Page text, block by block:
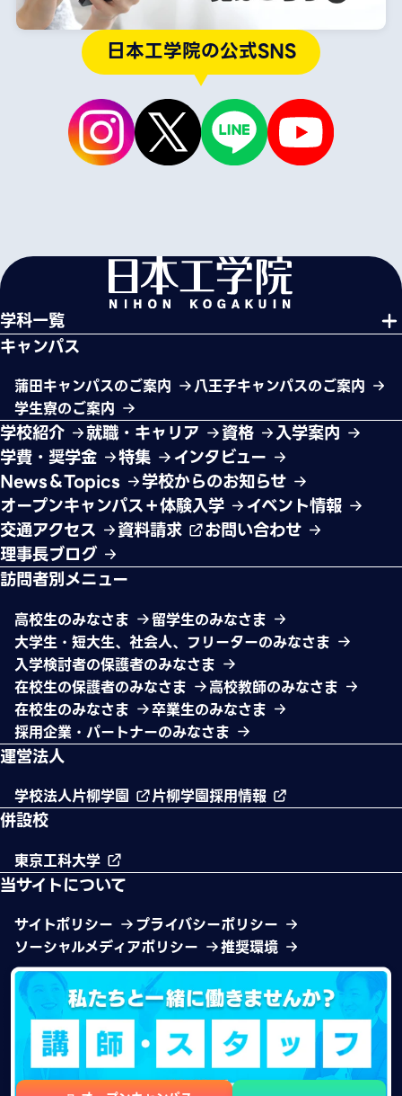
日本工学院の公式SNS
学科一覧
キャンパス
蒲田キャンパスのご案内
八王子キャンパスのご案内
学生寮のご案内
学校紹介 就職・キャリア 資格
入学案内
学費・奨学金
特集
インタビュー
News＆Topics
学校からのお知らせ
オープンキャンパス＋体験入学
イベント情報
交通アクセス
資料請求
お問い合わせ
理事長ブログ
訪問者別メニュー
高校生のみなさま
留学生のみなさま
大学生・短大生、社会人、フリーターのみなさま
入学検討者の保護者のみなさま
在校生の保護者のみなさま
高校教師のみなさま
在校生のみなさま
卒業生のみなさま
採用企業・パートナーのみなさま
運営法人
学校法人片柳学園 片柳学園採用情報
併設校
東京工科大学
当サイトについて
サイトポリシー
プライバシーポリシー
ソーシャルメディアポリシー
推奨環境